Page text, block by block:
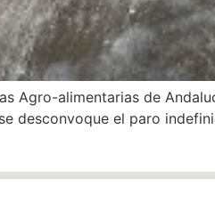
Agro-alimentarias de
desconvoque el paro